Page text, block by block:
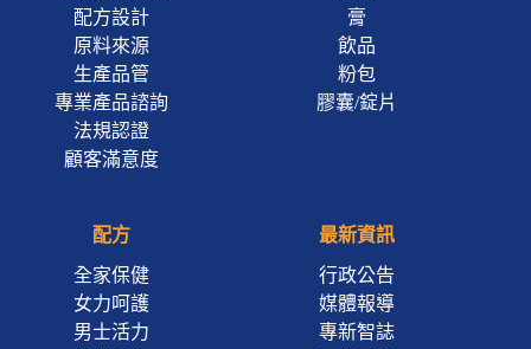
配方設計
原料來源
生產品管
專業產品諮詢
法規認證
顧客滿意度
膏
飲品
粉包
膠囊/錠片
配方
全家保健
女力呵護
男士活力
最新資訊
行政公告
媒體報導
專新智誌